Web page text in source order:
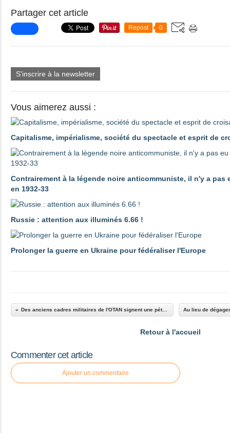
Partager cet article
Repost 0
S'inscrire à la newsletter
Vous aimerez aussi :
Capitalisme, impérialisme, société du spectacle et esprit de
Contrairement à la légende noire anticommuniste, il n'y a pas
en 1932-33
Russie : attention aux illuminés 6.66 !
Prolonger la guerre en Ukraine pour fédéraliser l'Europe
Des anciens cadres militaires de l'OTAN signent une pétition contre la guerre
Retour à l'accueil
Commenter cet article
Ajouter un commentaire